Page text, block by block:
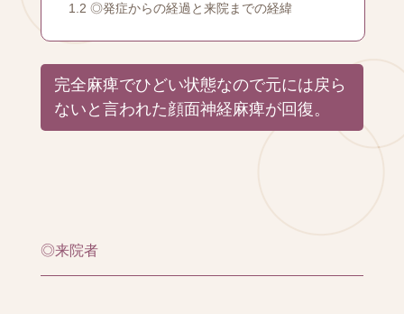
1.2 ◎発症からの経過と来院までの経緯
完全麻痺でひどい状態なので元には戻ら
ないと言われた顔面神経麻痺が回復。
◎来院者